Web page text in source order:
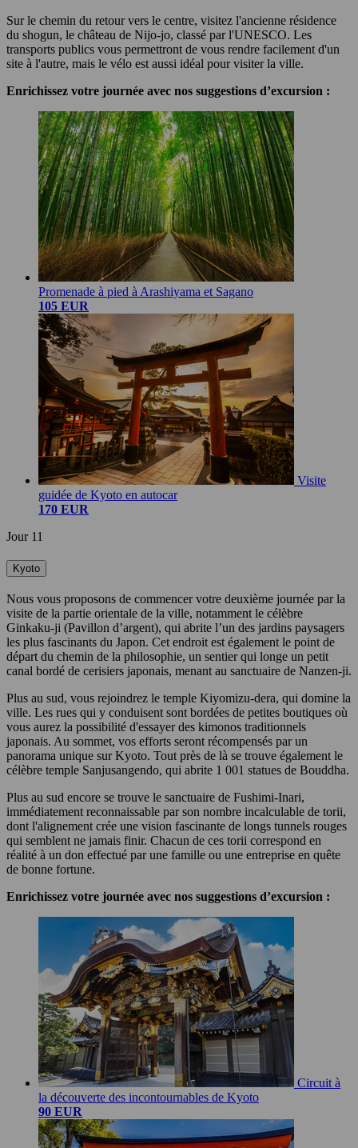
Sur le chemin du retour vers le centre, visitez l'ancienne résidence
du shogun, le château de Nijo-jo, classé par l'UNESCO. Les
transports publics vous permettront de vous rendre facilement d'un
site à l'autre, mais le vélo est aussi idéal pour visiter la ville.
Enrichissez votre journée avec nos suggestions d’excursion :
Promenade à pied à Arashiyama et Sagano
105 EUR
Visite
guidée de Kyoto en autocar
170 EUR
Jour 11
Kyoto
Nous vous proposons de commencer votre deuxième journée par la
visite de la partie orientale de la ville, notamment le célèbre
Ginkaku-ji (Pavillon d’argent), qui abrite l’un des jardins paysagers
les plus fascinants du Japon. Cet endroit est également le point de
départ du chemin de la philosophie, un sentier qui longe un petit
canal bordé de cerisiers japonais, menant au sanctuaire de Nanzen-ji.
Plus au sud, vous rejoindrez le temple Kiyomizu-dera, qui domine la
ville. Les rues qui y conduisent sont bordées de petites boutiques où
vous aurez la possibilité d'essayer des kimonos traditionnels
japonais. Au sommet, vos efforts seront récompensés par un
panorama unique sur Kyoto. Tout près de là se trouve également le
célèbre temple Sanjusangendo, qui abrite 1 001 statues de Bouddha.
Plus au sud encore se trouve le sanctuaire de Fushimi-Inari,
immédiatement reconnaissable par son nombre incalculable de torii,
dont l'alignement crée une vision fascinante de longs tunnels rouges
qui semblent ne jamais finir. Chacun de ces torii correspond en
réalité à un don effectué par une famille ou une entreprise en quête
de bonne fortune.
Enrichissez votre journée avec nos suggestions d’excursion :
Circuit à
la découverte des incontournables de Kyoto
90 EUR